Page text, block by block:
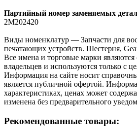
Партийный номер заменяемых
2M202420
Виды номенклатур — Запчасти для
печатающих устройств. Шестерня,
Все имена и торговые марки являются
владельцев и используются только с
Информация на сайте носит
является публичной офертой.
характеристиках, ценах может
изменена без предварительного
Рекомендованные товары: